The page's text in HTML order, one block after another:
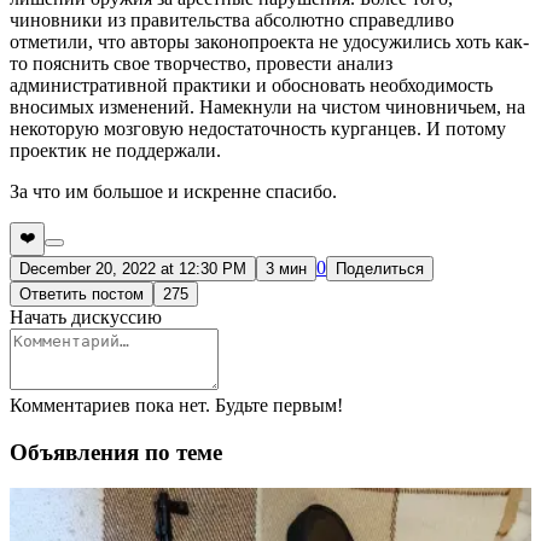
чиновники из правительства абсолютно справедливо
отметили, что авторы законопроекта не удосужились хоть как-
то пояснить свое творчество, провести анализ
административной практики и обосновать необходимость
вносимых изменений. Намекнули на чистом чиновничьем, на
некоторую мозговую недостаточность курганцев. И потому
проектик не поддержали.
За что им большое и искренне спасибо.
❤️
December 20, 2022 at 12:30 PM
3 мин 0
Поделиться
Ответить постом
275
Начать дискуссию
Комментариев пока нет. Будьте первым!
Объявления по теме